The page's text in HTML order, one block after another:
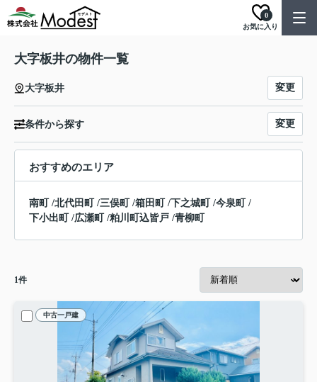
お気に入り
0
大字板井の物件一覧
大字板井 変更
条件から探す 変更
おすすめのエリア
南町 /北代田町 /三俣町 /箱田町 /下之城町 /今泉町
/
下小出町
/広瀬町 /粕川町込皆戸 /青柳町
1件
中古一戸建